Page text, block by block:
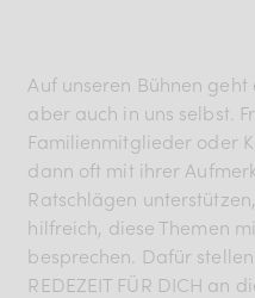
Auf unseren Bühnen
aber auch in uns selbst.
Familienmitglieder oder
dann oft mit ihrer
Ratschlägen
hilfreich, diese Themen
besprechen. Dafür
REDEZEIT FÜR DICH an